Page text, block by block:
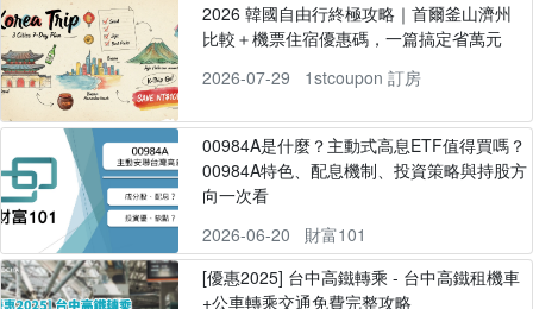
2026 韓國自由行終極攻略｜首爾釜山濟州
比較＋機票住宿優惠碼，一篇搞定省萬元
2026-07-29
1stcoupon 訂房
00984A是什麼？主動式高息ETF值得買嗎？
00984A特色、配息機制、投資策略與持股方
向一次看
2026-06-20
財富101
[優惠2025] 台中高鐵轉乘 - 台中高鐵租機車
+公車轉乘交通免費完整攻略